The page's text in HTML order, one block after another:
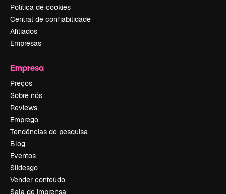
Política de cookies
Central de confiabilidade
Afiliados
Empresas
Empresa
Preços
Sobre nós
Reviews
Emprego
Tendências de pesquisa
Blog
Eventos
Slidesgo
Vender conteúdo
Sala de imprensa